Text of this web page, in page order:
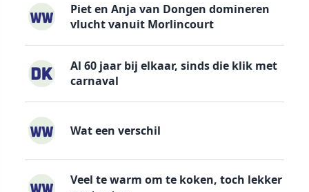
Piet en Anja van Dongen domineren
vlucht vanuit Morlincourt
Al 60 jaar bij elkaar, sinds die klik met
carnaval
Wat een verschil
Veel te warm om te koken, toch lekker